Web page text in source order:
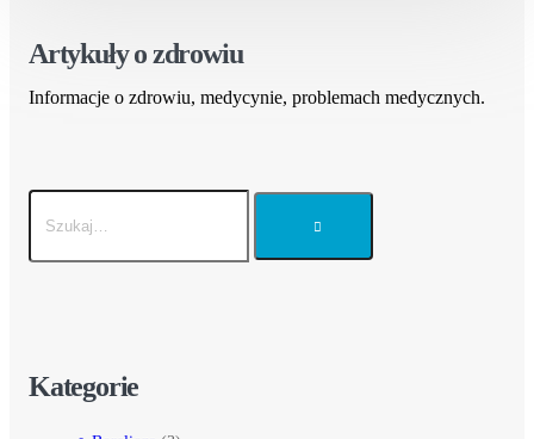
Artykuły o zdrowiu
Informacje o zdrowiu, medycynie, problemach medycznych.
Kategorie